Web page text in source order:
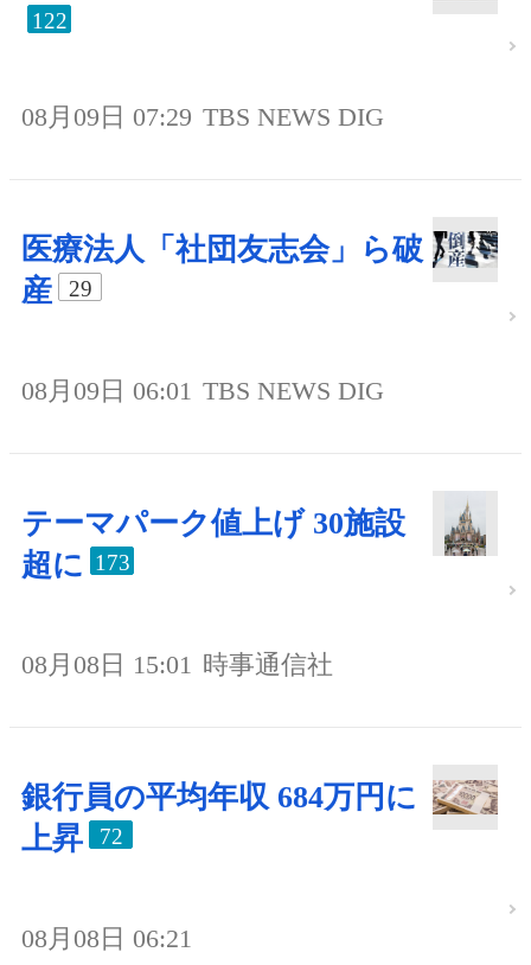
122
08月09日 07:29 TBS NEWS DIG
医療法人「社団友志会」ら破
産
29
08月09日 06:01 TBS NEWS DIG
テーマパーク値上げ 30施設
超に 173
08月08日 15:01 時事通信社
銀行員の平均年収 684万円に
上昇
72
08月08日 06:21